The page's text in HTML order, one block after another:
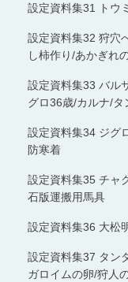
設定資料集31 トウ
設定資料集32 狩穴
し柿作り/あかぎれ
設定資料集33 バル
グロ36歳/カルナ/
設定資料集34 ジグ
防寒着
設定資料集35 チャ
石版運搬用馬具
設定資料集36 大松
設定資料集37 タン
ガロイムの卵/狩人